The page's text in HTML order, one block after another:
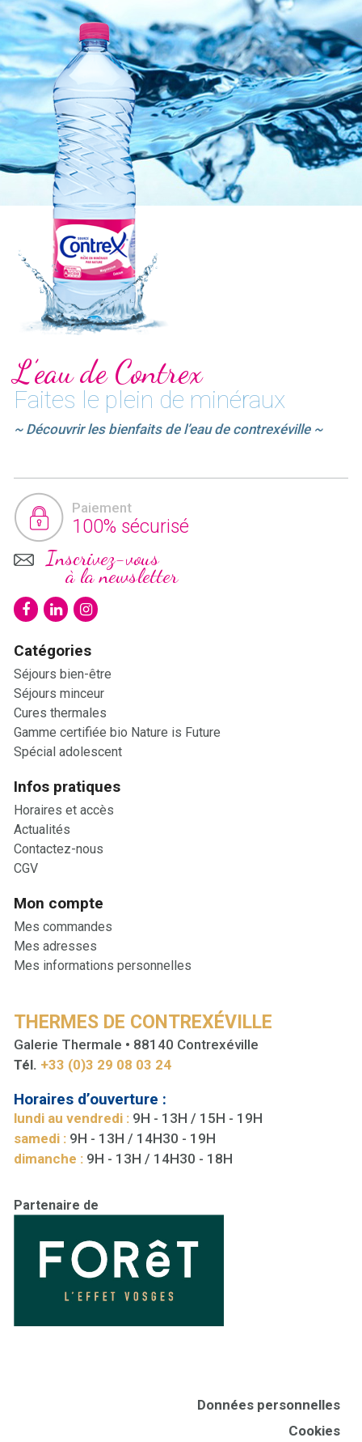
L’eau de Contrex
Faites le plein de minéraux
~ Découvrir les bienfaits de l’eau de contrexéville ~
Paiement
100% sécurisé
Inscrivez-vous
à la newsletter
Catégories
Séjours bien-être
Séjours minceur
Cures thermales
Gamme certifiée bio Nature is Future
Spécial adolescent
Infos pratiques
Horaires et accès
Actualités
Contactez-nous
CGV
Mon compte
Mes commandes
Mes adresses
Mes informations personnelles
THERMES DE CONTREXÉVILLE
Galerie Thermale • 88140 Contrexéville
Tél. +33 (0)3 29 08 03 24
Horaires d’ouverture :
lundi au vendredi : 9H - 13H / 15H - 19H
samedi : 9H - 13H / 14H30 - 19H
dimanche : 9H - 13H / 14H30 - 18H
Partenaire de
Données personnelles
Cookies